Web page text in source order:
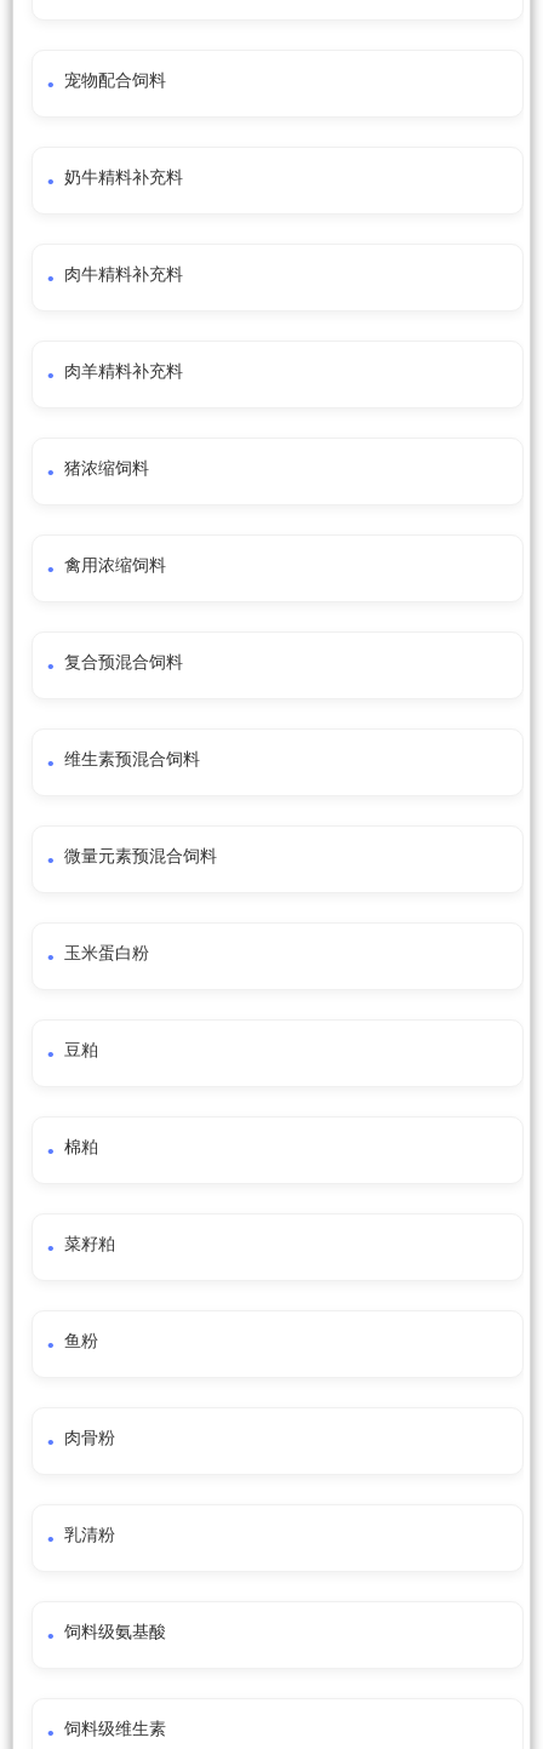
宠物配合饲料
奶牛精料补充料
肉牛精料补充料
肉羊精料补充料
猪浓缩饲料
禽用浓缩饲料
复合预混合饲料
维生素预混合饲料
微量元素预混合饲料
玉米蛋白粉
豆粕
棉粕
菜籽粕
鱼粉
肉骨粉
乳清粉
饲料级氨基酸
饲料级维生素